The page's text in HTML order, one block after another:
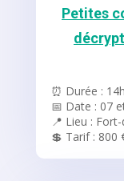
Petites
⏰ Durée :
📅 Date : 07
📍 Lieu :
💲 Tarif : 800